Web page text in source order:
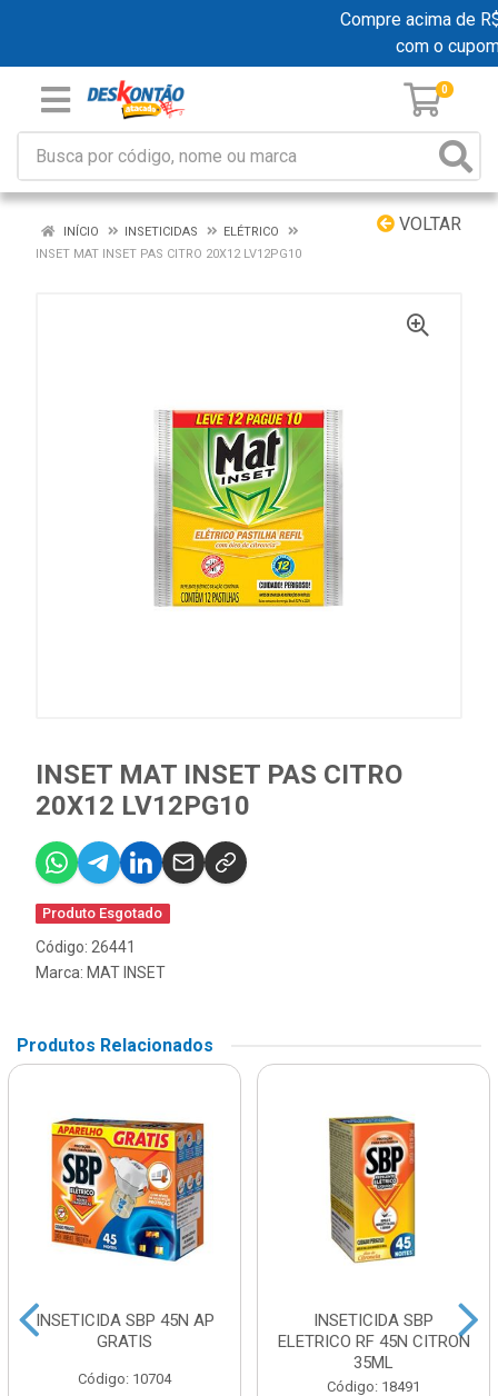
Compre acima de
com o
0
VOLTAR
INÍCIO INSETICIDAS
ELÉTRICO
INSET MAT INSET PAS CITRO 20X12 LV12PG10
INSET MAT INSET PAS CITRO
20X12 LV12PG10
Produto Esgotado
Código: 26441
Marca: MAT INSET
Produtos Relacionados
INSETICIDA SBP 45N AP
GRATIS
Código: 10704
INSETICIDA SBP
ELETRICO RF 45N CITRON
35ML
Código: 18491